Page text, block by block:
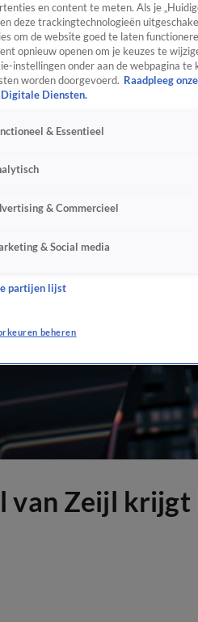
van Zeijl
en content te meten. Als je
deze trackingtechnologieën
om de website goed te laten
opnieuw openen om je keuzes te
instellingen onder aan de webpagina
worden doorgevoerd. Raadpleeg
Digitale Diensten.
& Essentieel
& Commercieel
& Social media
partijen lijst
beheren